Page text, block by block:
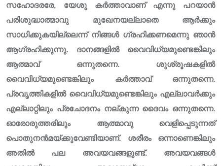
സഹോദരരേ, യേശു കർത്താവാണ് എന്നു പറയാൻ
പരിശുദ്ധാത്മാവു മുഖേനയല്ലാതെ ആർക്കും
സാധിക്കുകയില്ലെന്ന് നിങ്ങൾ ഗ്രഹിക്കണമെന്നു ഞാൻ
ആഗ്രഹിക്കുന്നു. ദാനങ്ങളിൽ വൈവിധ്യമുണ്ടെങ്കിലും
ആത്മാവ് ഒന്നുതന്നെ. ശുശ്രൂഷകളിൽ
വൈവിധ്യമുണ്ടെങ്കിലും കർത്താവ് ഒന്നുതന്നെ.
പ്രവൃത്തികളിൽ വൈവിധ്യമുണ്ടെങ്കിലും എല്ലാവർക്കും
എല്ലാറ്റിലും പ്രചോദനം നല്കുന്ന ദൈവം ഒന്നുതന്നെ.
ഓരോരുത്തരിലും ആത്മാവു വെളിപ്പെടുന്നത്
പൊതുനൻമയ്ക്കുവേണ്ടിയാണ്. ശരീരം ഒന്നാണെങ്കിലും
അതിൽ പല അവയവങ്ങളുണ്ട്. അവയവങ്ങൾ